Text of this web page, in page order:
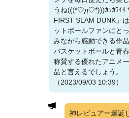
うね(((*♡д♡*)))ｶｯｶﾜｲｲ
FIRST SLAM DUNK」
ットボールファンにと
みながら感動できる作品
バスケットボールと青
称賛する優れたアニメ
品と言えるでしょう。
（2023/09/03 10:39）
神レビュアー爆誕